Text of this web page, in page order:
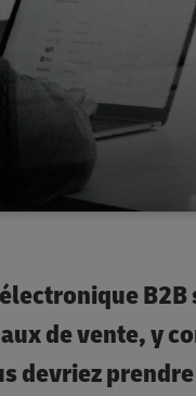
de vente, y
devriez